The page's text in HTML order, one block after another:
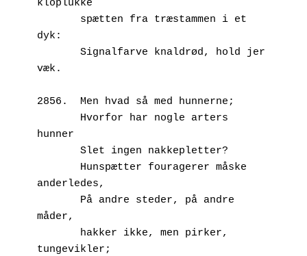
kloplukke
dyk:
væk.
2856.  Men hvad så med hunnerne;
hunner
       Slet ingen nakkepletter?
anderledes,
måder,
tungevikler;